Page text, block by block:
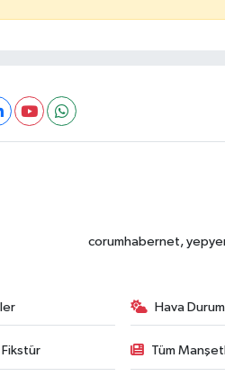
corumhabernet,
Hava
Fikstür Tüm